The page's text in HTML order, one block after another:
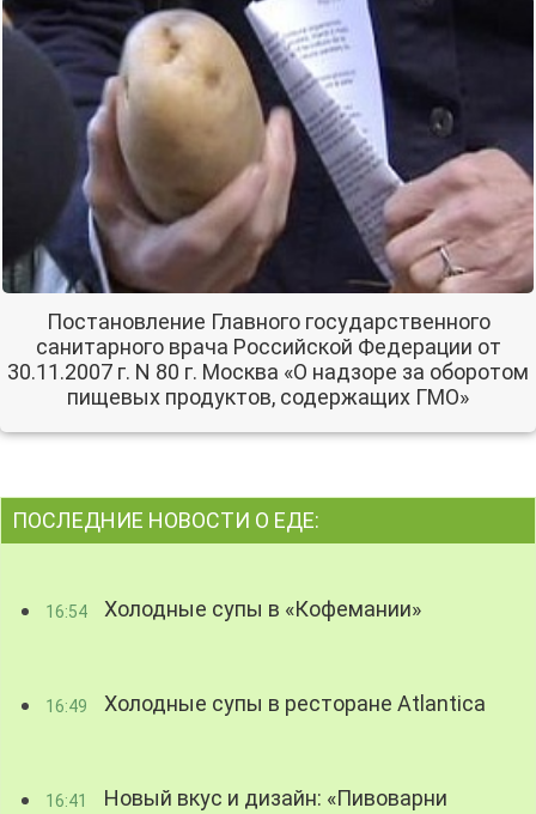
Постановление Главного государственного
санитарного врача Российской Федерации от
30.11.2007 г. N 80 г. Москва «О надзоре за оборотом
пищевых продуктов, содержащих ГМО»
ПОСЛЕДНИЕ НОВОСТИ О ЕДЕ:
16:54 Холодные супы в «Кофемании»
16:49 Холодные супы в ресторане Atlantica
16:41
Новый вкус и дизайн: «Пивоварни